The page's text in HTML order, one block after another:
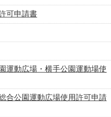
可申請書
運動広場・横手公園運動場使
合公園運動広場使用許可申請